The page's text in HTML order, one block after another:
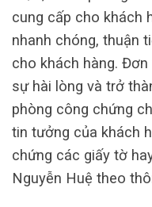
cung cấp cho khách
nhanh chóng, thuận
cho khách hàng.
sự hài lòng và trở
phòng công chứng
tin tưởng của khách
chứng các giấy tờ
Nguyễn Huệ theo